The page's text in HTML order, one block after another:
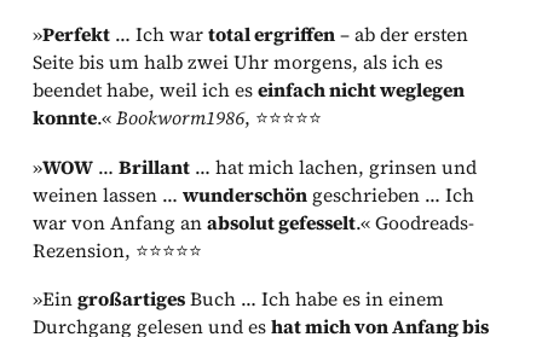
»Perfekt … Ich wartotal ergriffen– ab der ersten
Seite bis um halb zwei Uhr morgens, als ich es
beendet habe, weil ich eseinfach nicht weglegen
konnte.«Bookworm1986, ⭐⭐⭐⭐⭐
»WOW …Brillant … hat mich lachen, grinsen und
weinen lassen …wunderschön geschrieben … Ich
war von Anfang anabsolut gefesselt.« Goodreads-
Rezension, ⭐⭐⭐⭐⭐
»EingroßartigesBuch … Ich habe es in einem
Durchgang gelesen und eshat mich von Anfang bis